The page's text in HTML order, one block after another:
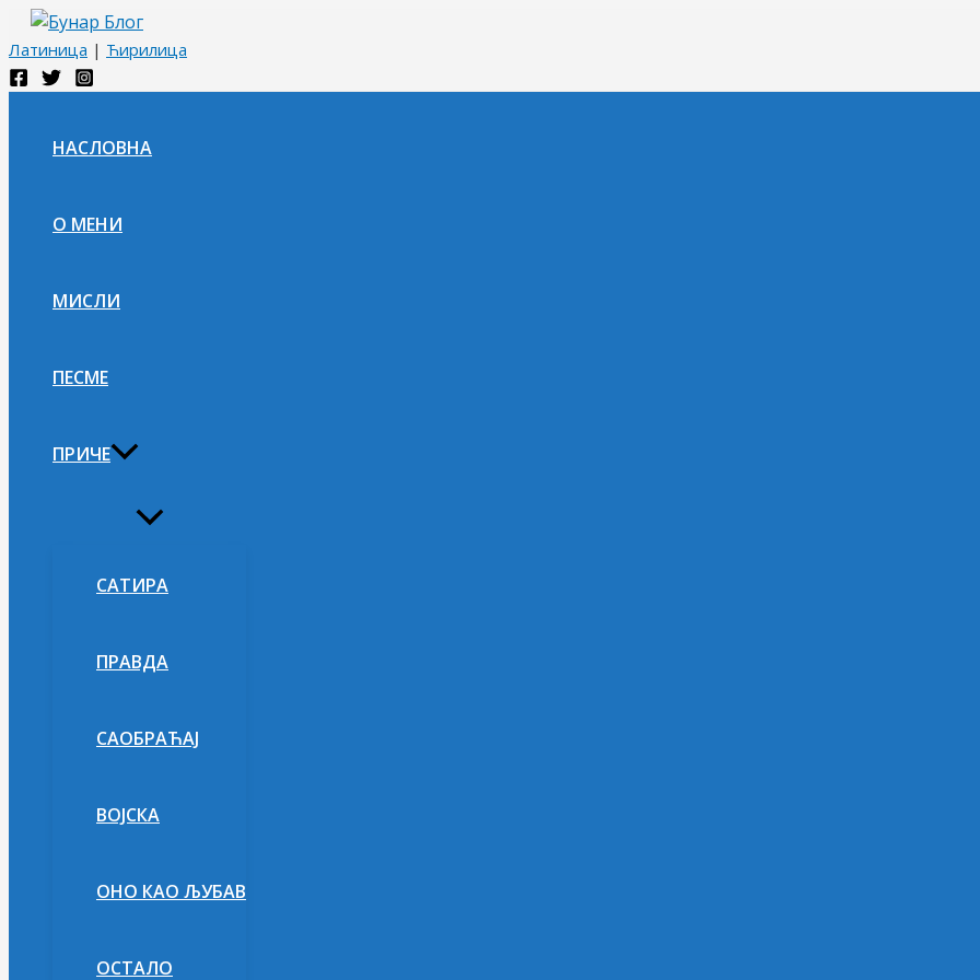
Пређи
на
садржај
Латиница | Ћирилица
НАСЛОВНА
О МЕНИ
МИСЛИ
ПЕСМЕ
ПРИЧЕ
Укључи/
САТИРА
ПРАВДА
САОБРАЋАЈ
ВОЈСКА
ОНО КАО ЉУБАВ
ОСТАЛО